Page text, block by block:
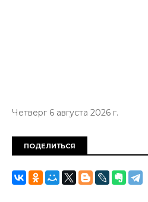
Четверг 6 августа 2026 г.
ПОДЕЛИТЬСЯ